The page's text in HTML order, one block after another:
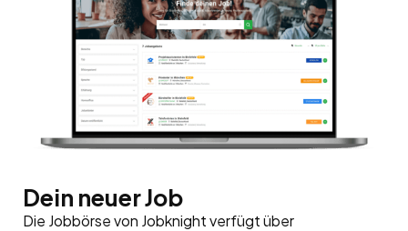
Dein neuer Job
Die Jobbörse von Jobknight verfügt über